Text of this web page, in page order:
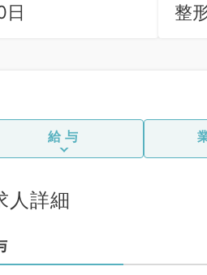
日
整
全
科
給与
人詳細